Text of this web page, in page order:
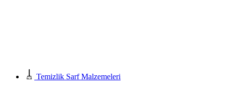
Temizlik Sarf Malzemeleri